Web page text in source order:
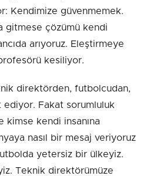
Kendimize güvenmemek.
gitmese çözümü kendi
arıyoruz. Eleştirmeye
kesiliyor.
direktörden, futbolcudan,
Fakat sorumluluk
kimse kendi insanına
nasıl bir mesaj veriyoruz
yetersiz bir ülkeyiz.
Teknik direktörümüze